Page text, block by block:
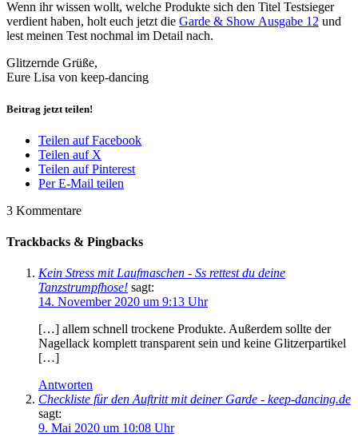
Wenn ihr wissen wollt, welche Produkte sich den Titel Testsieger
verdient haben, holt euch jetzt die Garde & Show Ausgabe 12 und
lest meinen Test nochmal im Detail nach.
Glitzernde Grüße,
Eure Lisa von keep-dancing
Beitrag jetzt teilen!
Teilen auf Facebook
Teilen auf X
Teilen auf Pinterest
Per E-Mail teilen
3 Kommentare
Trackbacks & Pingbacks
Kein Stress mit Laufmaschen - Ss rettest du deine
Tanzstrumpfhose! sagt:
14. November 2020 um 9:13 Uhr
[…] allem schnell trockene Produkte. Außerdem sollte der
Nagellack komplett transparent sein und keine Glitzerpartikel
[…]
Antworten
Checkliste für den Auftritt mit deiner Garde - keep-dancing.de
sagt:
9. Mai 2020 um 10:08 Uhr